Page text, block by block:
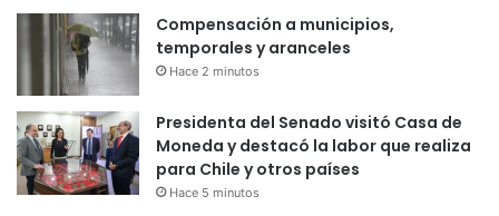
Compensación a municipios,
temporales y aranceles
Hace 2 minutos
Presidenta del Senado visitó Casa de
Moneda y destacó la labor que realiza
para Chile y otros países
Hace 5 minutos